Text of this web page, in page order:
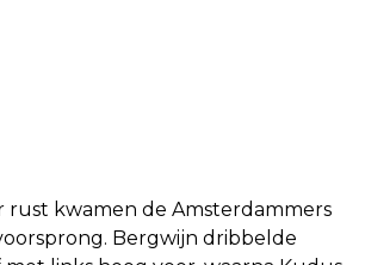
rust kwamen de Amsterdammers
Bergwijn dribbelde